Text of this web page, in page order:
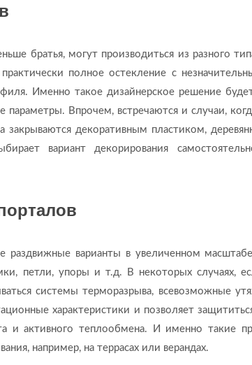
братья, могут производиться из разного
полное остекление с
Именно такое дизайнерское решение
Впрочем, встречаются и случаи,
закрываются декоративным пластиком,
вариант декорирования
раздвижные варианты в увеличенном
петли, упоры и т.д. В некоторых случаях,
системы терморазрыва, всевозможные
характеристики и позволяет
и активного теплообмена. И именно такие
например, на террасах или верандах.